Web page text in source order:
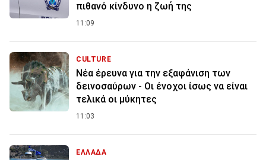
πιθανό κίνδυνο η ζωή της
11:09
CULTURE
Νέα έρευνα για την εξαφάνιση των
δεινοσαύρων - Οι ένοχοι ίσως να είναι
τελικά οι μύκητες
11:03
ΕΛΛΑΔΑ